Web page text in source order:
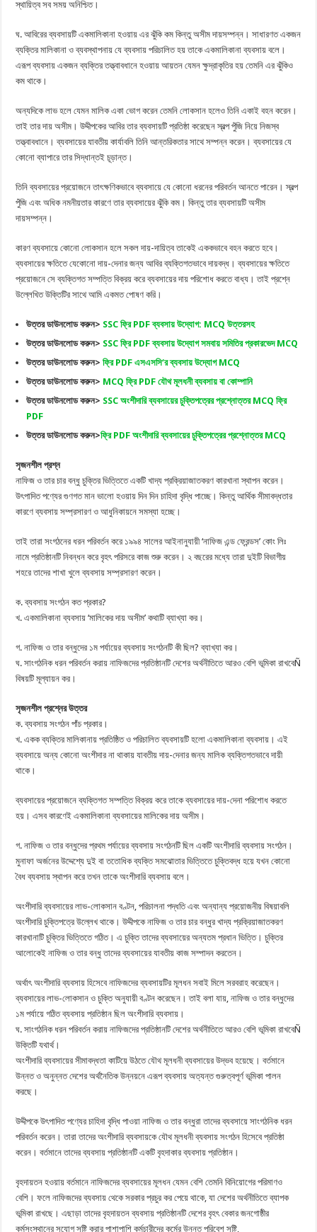
স্থায়িত্ব সব সময় অনিশ্চিত।
ঘ. আবিরের ব্যবসায়টি একমালিকানা হওয়ায় এর ঝুঁকি কম কিন্তু অসীম দায়সম্পন্ন। সাধারণত একজন
ব্যক্তির মালিকানা ও ব্যবস্থাপনায় যে ব্যবসায় পরিচালিত হয় তাকে একমালিকানা ব্যবসায় বলে।
এরূপ ব্যবসায় একজন ব্যক্তির তত্ত্বাবধানে হওয়ায় আয়তন যেমন ক্ষুদ্রাকৃতির হয় তেমনি এর ঝুঁকিও
কম থাকে।
অন্যদিকে লাভ হলে যেমন মালিক একা ভোগ করেন তেমনি লোকসান হলেও তিনি একাই বহন করেন।
তাই তার দায় অসীম। উদ্দীপকের আবির তার ব্যবসায়টি প্রতিষ্ঠা করেছেন স্বল্প পুঁজি নিয়ে নিজস্ব
তত্ত্বাবধানে। ব্যবসায়ের যাবতীয় কার্যাবলি তিনি আন্তরিকতার সাথে সম্পন্ন করেন। ব্যবসায়ের যে
কোনো ব্যাপারে তার সিদ্ধান্তই চূড়ান্ত।
তিনি ব্যবসায়ের প্রয়োজনে তাৎক্ষণিকভাবে ব্যবসায়ে যে কোনো ধরনের পরিবর্তন আনতে পারেন। স্বল্প
পুঁজি এবং অধিক নমনীয়তার কারণে তার ব্যবসায়ের ঝুঁকি কম। কিন্তু তার ব্যবসায়টি অসীম
দায়সম্পন্ন।
কারণ ব্যবসায়ে কোনো লোকসান হলে সকল দায়-দায়িত্ব তাকেই এককভাবে বহন করতে হবে।
ব্যবসায়ের ক্ষতিতে যেকোনো দায়-দেনার জন্য আবির ব্যক্তিগতভাবে দায়বদ্ধ। ব্যবসায়ের ক্ষতিতে
প্রয়োজনে সে ব্যক্তিগত সম্পত্তি বিক্রয় করে ব্যবসায়ের দায় পরিশোধ করতে বাধ্য। তাই প্রশ্নে
উল্লেখিত উক্তিটির সাথে আমি একমত পোষণ করি।
উত্তর ডাউনলোড করুন> SSC ফ্রি PDF ব্যবসায় উদ্যোগ: MCQ উত্তরসহ
উত্তর ডাউনলোড করুন> SSC ফ্রি PDF ব্যবসায় উদ্যোগ সমবায় সমিতির প্রকারভেদ MCQ
উত্তর ডাউনলোড করুন>ফ্রি PDF এসএসসি‘র ব্যবসায় উদ্যোগ MCQ
উত্তর ডাউনলোড করুন> MCQ ফ্রি PDF যৌথ মূলধনী ব্যবসায় বা কোম্পানি
উত্তর ডাউনলোড করুন> SSC অংশীদারি ব্যবসায়ের চুক্তিপত্রের প্রশ্নোত্তর MCQ ফ্রি
PDF
উত্তর ডাউনলোড করুন>ফ্রি PDF অংশীদারি ব্যবসায়ের চুক্তিপত্রের প্রশ্নোত্তর MCQ
সৃজনশীল প্রশ্ন
নাফিজ ও তার চার বন্ধু চুক্তির ভিত্তিতে একটি খাদ্য প্রক্রিয়াজাতকরণ কারখানা স্থাপন করেন।
উৎপাদিত পণ্যের গুণগত মান ভালো হওয়ায় দিন দিন চাহিদা বৃদ্ধি পাচ্ছে। কিন্তু আর্থিক সীমাবদ্ধতার
কারণে ব্যবসায় সম্প্রসারণ ও আধুনিকায়নে সমস্যা হচ্ছে।
তাই তারা সংগঠনের ধরন পরিবর্তন করে ১৯৯৪ সালের আইনানুযায়ী ‘নাফিজ এন্ড ফ্রেন্ডস’ কোং লিঃ
নামে প্রতিষ্ঠানটি নিবন্ধন করে বৃহৎ পরিসরে কাজ শুরু করেন। ২ বছরের মধ্যে তারা দুইটি বিভাগীয়
শহরে তাদের শাখা খুলে ব্যবসায় সম্প্রসারণ করেন।
ক. ব্যবসায় সংগঠন কত প্রকার?
খ. একমালিকানা ব্যবসায় ‘মালিকের দায় অসীম’ কথাটি ব্যাখ্যা কর।
গ. নাফিজ ও তার বন্ধুদের ১ম পর্যায়ের ব্যবসায় সংগঠনটি কী ছিল? ব্যাখ্যা কর।
ঘ. সাংগঠনিক ধরন পরিবর্তন করায় নাফিজদের প্রতিষ্ঠানটি দেশের অর্থনীতিতে আরও বেশি ভূমিকা রাখবেÑ
বিষয়টি মূল্যায়ন কর।
সৃজনশীল প্রশ্নের উত্তর
ক. ব্যবসায় সংগঠন পাঁচ প্রকার।
খ. একক ব্যক্তির মালিকানায় প্রতিষ্ঠিত ও পরিচালিত ব্যবসায়টি হলো একমালিকানা ব্যবসায়। এই
ব্যবসায়ে অন্য কোনো অংশীদার না থাকায় যাবতীয় দায়-দেনার জন্য মালিক ব্যক্তিগতভাবে দায়ী
থাকে।
ব্যবসায়ের প্রয়োজনে ব্যক্তিগত সম্পত্তি বিক্রয় করে তাকে ব্যবসায়ের দায়-দেনা পরিশোধ করতে
হয়। এসব কারণেই একমালিকানা ব্যবসায়ের মালিকের দায় অসীম।
গ. নাফিজ ও তার বন্ধুদের প্রথম পর্যায়ের ব্যবসায় সংগঠনটি ছিল একটি অংশীদারি ব্যবসায় সংগঠন।
মুনাফা অর্জনের উদ্দেশ্যে দুই বা ততোধিক ব্যক্তি সমঝোতার ভিত্তিতে চুক্তিবদ্ধ হয়ে যখন কোনো
বৈধ ব্যবসায় স্থাপন করে তখন তাকে অংশীদারি ব্যবসায় বলে।
অংশীদারি ব্যবসায়ের লাভ-লোকসান বণ্টন, পরিচালনা পদ্ধতি এবং অন্যান্য প্রয়োজনীয় বিষয়াবলি
অংশীদারি চুক্তিপত্রে উল্লেখ থাকে। উদ্দীপকে নাফিজ ও তার চার বন্ধুর খাদ্য প্রক্রিয়াজাতকরণ
কারখানাটি চুক্তির ভিত্তিতে গঠিত। এ চুক্তি তাদের ব্যবসায়ের অন্যতম প্রধান ভিত্তি। চুক্তির
আলোকেই নাফিজ ও তার বন্ধু তাদের ব্যবসায়ের যাবতীয় কাজ সম্পাদন করতেন।
অর্থাৎ অংশীদারি ব্যবসায় হিসেবে নাফিজদের ব্যবসায়টির মূলধন সবাই মিলে সরবরাহ করেছেন।
ব্যবসায়ের লাভ-লোকসান ও চুক্তি অনুযায়ী বণ্টন করেছেন। তাই বলা যায়, নাফিজ ও তার বন্ধুদের
১ম পর্যায়ে গঠিত ব্যবসায় প্রতিষ্ঠান ছিল অংশীদারি ব্যবসায়।
ঘ. সাংগঠনিক ধরন পরিবর্তন করায় নাফিজদের প্রতিষ্ঠানটি দেশের অর্থনীতিতে আরও বেশি ভূমিকা রাখবেÑ
উক্তিটি যথার্থ।
অংশীদারি ব্যবসায়ের সীমাবদ্ধতা কাটিয়ে উঠতে যৌথ মূলধনী ব্যবসায়ের উদ্ভব হয়েছে। বর্তমানে
উন্নত ও অনুন্নত দেশের অর্থনৈতিক উন্নয়নে এরূপ ব্যবসায় অত্যন্ত গুরুত্বপূর্ণ ভূমিকা পালন
করছে।
উদ্দীপকে উৎপাদিত পণ্যের চাহিদা বৃদ্ধি পাওয়া নাফিজ ও তার বন্ধুরা তাদের ব্যবসায়ে সাংগঠনিক ধরন
পরিবর্তন করেন। তারা তাদের অংশীদারি ব্যবসায়কে যৌথ মূলধনী ব্যবসায় সংগঠন হিসেবে প্রতিষ্ঠা
করেন। বর্তমানে তাদের ব্যবসায় প্রতিষ্ঠানটি একটি বৃহদাকার ব্যবসায় প্রতিষ্ঠান।
বৃহদায়তন হওয়ায় বর্তমানে নাফিজদের ব্যবসায়ের মূলধন যেমন বেশি তেমনি বিনিয়োগের পরিমাণও
বেশি। ফলে নাফিজদের ব্যবসায় থেকে সরকার প্রচুর কর পেয়ে থাকে, যা দেশের অর্থনীতিতে ব্যাপক
ভূমিকা রাখছে। এছাড়া তাদের বৃহদায়তন ব্যবসায় প্রতিষ্ঠানটি দেশের বৃহৎ বেকার জনগোষ্ঠীর
কর্মসংস্থানের সুযোগ সৃষ্টি করার পাশাপাশি কর্মচারীদের কর্মের উন্নত পরিবেশ সৃষ্টি,